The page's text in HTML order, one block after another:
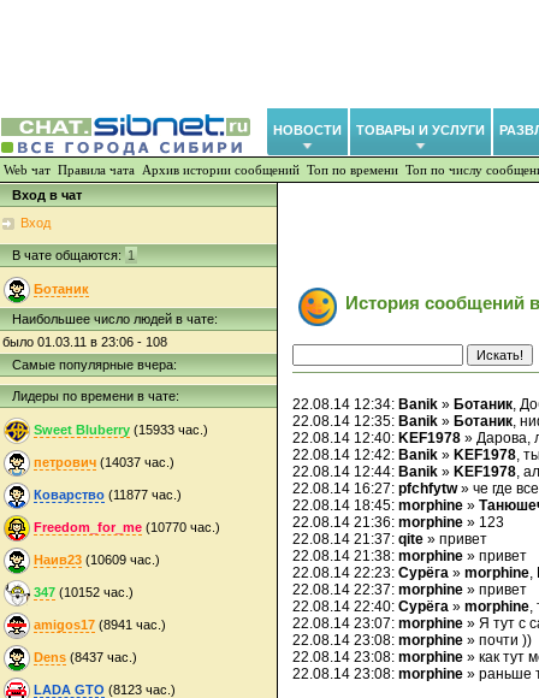
НОВОСТИ ТОВАРЫ И УСЛУГИ
Web чат Правила чата Архив истории сообщений Топ по времени Топ по числу
Вход в чат
Вход
В чате общаются: 1
Ботаник
Наибольшее число людей в чате:
было 01.03.11 в 23:06 - 108
Самые популярные вчера:
Лидеры по времени в чате:
Sweet Bluberry (15933 час.)
петрович (14037 час.)
Коварство (11877 час.)
Freedom_for_me (10770 час.)
Наив23 (10609 час.)
347 (10152 час.)
amigos17 (8941 час.)
Dens (8437 час.)
LADA GTO (8123 час.)
История сообщений
22.08.14 12:34: Banik » Ботаник,
22.08.14 12:35: Banik » Ботаник,
22.08.14 12:40: KEF1978 » Дарова,
22.08.14 12:42: Banik » KEF1978,
22.08.14 12:44: Banik » KEF1978,
22.08.14 16:27: pfchfytw» че где
22.08.14 18:45: morphine »
22.08.14 21:36: morphine » 123
22.08.14 21:37: qite » привет
22.08.14 21:38: morphine » привет
22.08.14 22:23: Сурёга » morphine,
22.08.14 22:37: morphine » привет
22.08.14 22:40: Сурёга » morphine,
22.08.14 23:07: morphine » Я тут с
22.08.14 23:08: morphine » почти ))
22.08.14 23:08: morphine » как тут
22.08.14 23:08: morphine » раньше